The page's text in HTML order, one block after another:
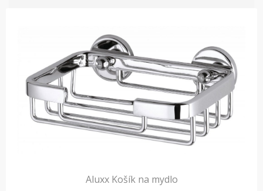
Aluxx Košík na mydlo